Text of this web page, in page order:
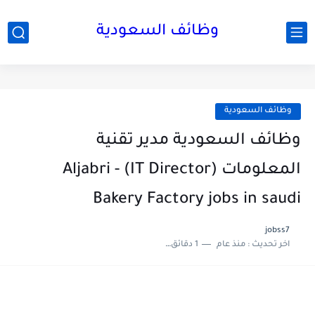
وظائف السعودية
وظائف السعودية
وظائف السعودية مدير تقنية
المعلومات (IT Director) - Aljabri
Bakery Factory jobs in saudi
jobss7
اخر تحديث :منذ عام 1 دقائق للقراءة